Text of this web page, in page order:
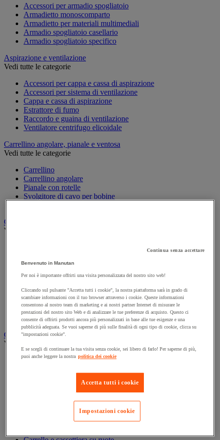
Accessori per armadio spogliatoio
Armadietto monoscomparto
Armadietto per materiali multimediali
Armadio spogliatoio casellario
Armadio spogliatoio specifico
Aspirazione e ventilazione
Vedi tutte le categorie
Accessori per cappa e cassa di aspirazione
Accessori per sistema di ventilazione
Cappa e cassa di aspirazione
Estrattore di fumo
Raccordo e guaina di ventilazione
Ventilatore centrifugo elicoidale
Carrellino angolare, pianale e ventosa
Vedi tutte le categorie
Carrellino
Carrellino angolare
Pianale con rotelle
Svolgitore di cavo per bobine
Carrello
Vedi tutte le categorie
Carrello in alluminio e in inox
Carrello per carichi alti
Carrello per scale
Carrello pieghevole
Carrello portabombole
Carrello specifico
Carrello a ripiani e rimorchio industriale
Vedi tutte le categorie
Accessori per carrello
Carrello a rimorchio
Carrello con pareti a griglia
Carrello con ripiani
Carrello con ripiani in alluminio e in inox
Carrello con sponda fissa e rimovibile
Continua senza accettare
Benvenuto in Manutan
Per noi è importante offrirti una visita personalizzata del nostro sito web!
Cliccando sul pulsante "Accetta tutti i cookie", la nostra piattaforma sarà in grado di
scambiare informazioni con il tuo browser attraverso i cookie. Queste informazioni
consentono al nostro team di marketing e ai nostri partner Internet di misurare le
prestazioni del nostro sito Web e di analizzare le tue preferenze di acquisto. Questo ci
consente di offrirti prodotti ancora più personalizzati in base alle tue esigenze e una
pubblicità adeguata. Se vuoi saperne di più sulle finalità di ogni tipo di cookie, clicca su
"impostazioni cookie".
E se scegli di continuare la tua visita senza cookie, sei libero di farlo! Per saperne di più,
puoi anche leggere la nostra politica dei cookie
Accetta tutti i cookie
Impostazioni cookie